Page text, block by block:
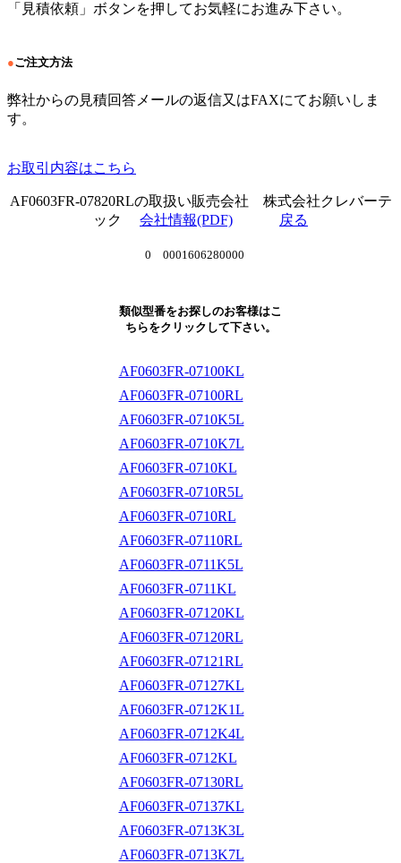
「見積依頼」ボタンを押してお気軽にお進み下さい。
●ご注文方法
弊社からの見積回答メールの返信又はFAXにてお願いしま
す。
お取引内容はこちら
AF0603FR-07820RLの取扱い販売会社 株式会社クレバーテ
ック 会社情報(PDF) 戻る
0 0001606280000
類似型番をお探しのお客様はこ
ちらをクリックして下さい。
AF0603FR-07100KL
AF0603FR-07100RL
AF0603FR-0710K5L
AF0603FR-0710K7L
AF0603FR-0710KL
AF0603FR-0710R5L
AF0603FR-0710RL
AF0603FR-07110RL
AF0603FR-0711K5L
AF0603FR-0711KL
AF0603FR-07120KL
AF0603FR-07120RL
AF0603FR-07121RL
AF0603FR-07127KL
AF0603FR-0712K1L
AF0603FR-0712K4L
AF0603FR-0712KL
AF0603FR-07130RL
AF0603FR-07137KL
AF0603FR-0713K3L
AF0603FR-0713K7L